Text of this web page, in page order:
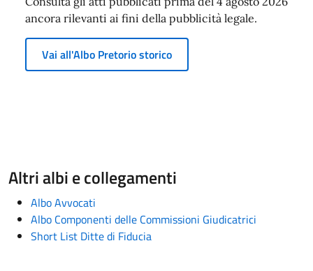
ancora rilevanti ai fini della pubblicità legale.
Vai all'Albo Pretorio storico
Altri albi e collegamenti
Albo Avvocati
Albo Componenti delle Commissioni Giudicatrici
Short List Ditte di Fiducia